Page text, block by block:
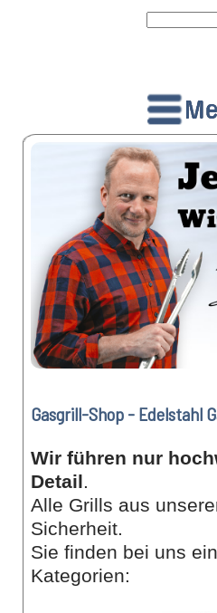
Gasgrill-Shop - Edelstahl
Wir führen nur
Detail
Alle Grills aus
Sicherheit.
Sie finden bei uns
Kategorien: